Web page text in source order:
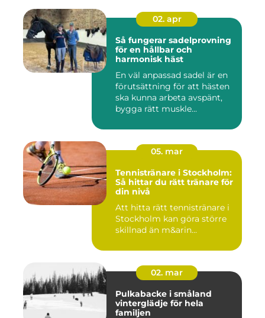
02. apr
Så fungerar sadelprovning
för en hållbar och
harmonisk häst
En väl anpassad sadel är en
förutsättning för att hästen
ska kunna arbeta avspänt,
bygga rätt muskle...
05. mar
Tennistränare i Stockholm:
Så hittar du rätt tränare för
din nivå
Att hitta rätt tennistränare i
Stockholm kan göra större
skillnad än m&arin...
02. mar
Pulkabacke i småland
vinterglädje för hela
familjen